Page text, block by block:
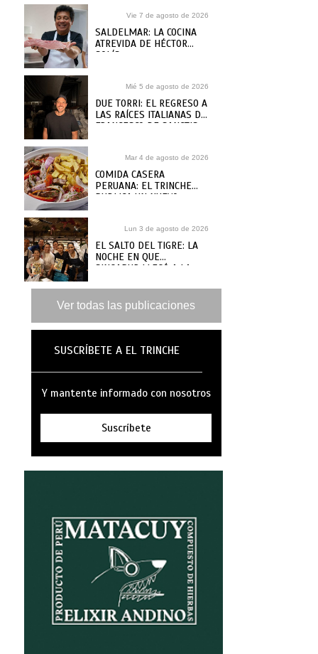
Vie 7 de agosto de 2026
SALDELMAR: LA COCINA
ATREVIDA DE HÉCTOR
SOLÍS
Mié 5 de agosto de 2026
DUE TORRI: EL REGRESO A
LAS RAÍCES ITALIANAS DE
FRANCESCO DE SANCTIS
Mar 4 de agosto de 2026
COMIDA CASERA
PERUANA: EL TRINCHE
PUBLICA UN NUEVO
Lun 3 de agosto de 2026
EL SALTO DEL TIGRE: LA
NOCHE EN QUE
SINGAPUR LLEGÓ A LA
Ver todas las publicaciones
SUSCRÍBETE A EL TRINCHE
Y mantente informado con nosotros
Suscríbete